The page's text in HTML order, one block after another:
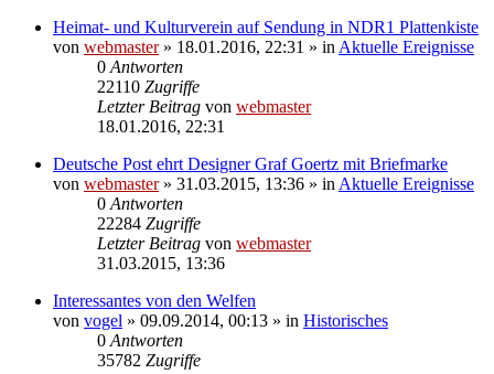
Heimat- und Kulturverein auf Sendung in NDR1 Plattenkiste
von webmaster» 18.01.2016, 22:31 » in Aktuelle Ereignisse
0 Antworten
22110 Zugriffe
Letzter Beitrag von webmaster
18.01.2016, 22:31
Deutsche Post ehrt Designer Graf Goertz mit Briefmarke
von webmaster» 31.03.2015, 13:36 » in Aktuelle Ereignisse
0 Antworten
22284 Zugriffe
Letzter Beitrag von webmaster
31.03.2015, 13:36
Interessantes von den Welfen
von vogel » 09.09.2014, 00:13 » in Historisches
0 Antworten
35782 Zugriffe